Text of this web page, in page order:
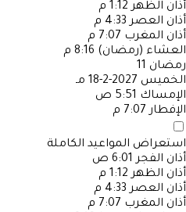
أذان الظهر 1:12 م
أذان العصر 4:33 م
أذان المغرب 7:07 م
العشاء (رمضان) 8:16 م
رمضان 11
الخميس 2027-2-18 مـ
الإمساك 5:51 ص
الإفطار 7:07 م
استعراض المواعيد الكاملة
أذان الفجر 6:01 ص
أذان الظهر 1:12 م
أذان العصر 4:33 م
أذان المغرب 7:07 م